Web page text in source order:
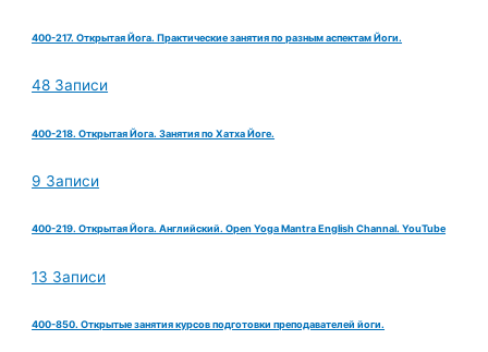
400-217. Открытая Йога. Практические занятия по разным аспектам Йоги.
48 Записи
400-218. Открытая Йога. Занятия по Хатха Йоге.
9 Записи
400-219. Открытая Йога. Английский. Open Yoga Mantra English Channal. YouTube
13 Записи
400-850. Открытые занятия курсов подготовки преподавателей йоги.